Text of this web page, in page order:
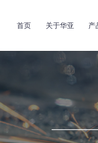
首页 关于华亚 产